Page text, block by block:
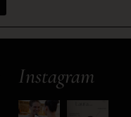
Instagram